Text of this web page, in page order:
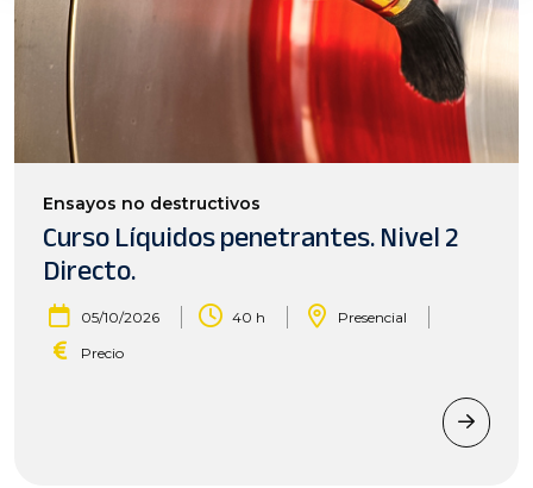
Ensayos no destructivos
Curso Líquidos penetrantes. Nivel 2
Directo.
05/10/2026 | 40 h | Presencial |
Precio